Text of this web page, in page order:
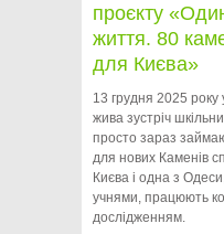
проєкту
життя. 80
для Києва»
13 грудня 2025 року
жива зустріч
просто зараз
для нових Каменів
Києва і одна з Одеси,
учнями, працюють
дослідженням.